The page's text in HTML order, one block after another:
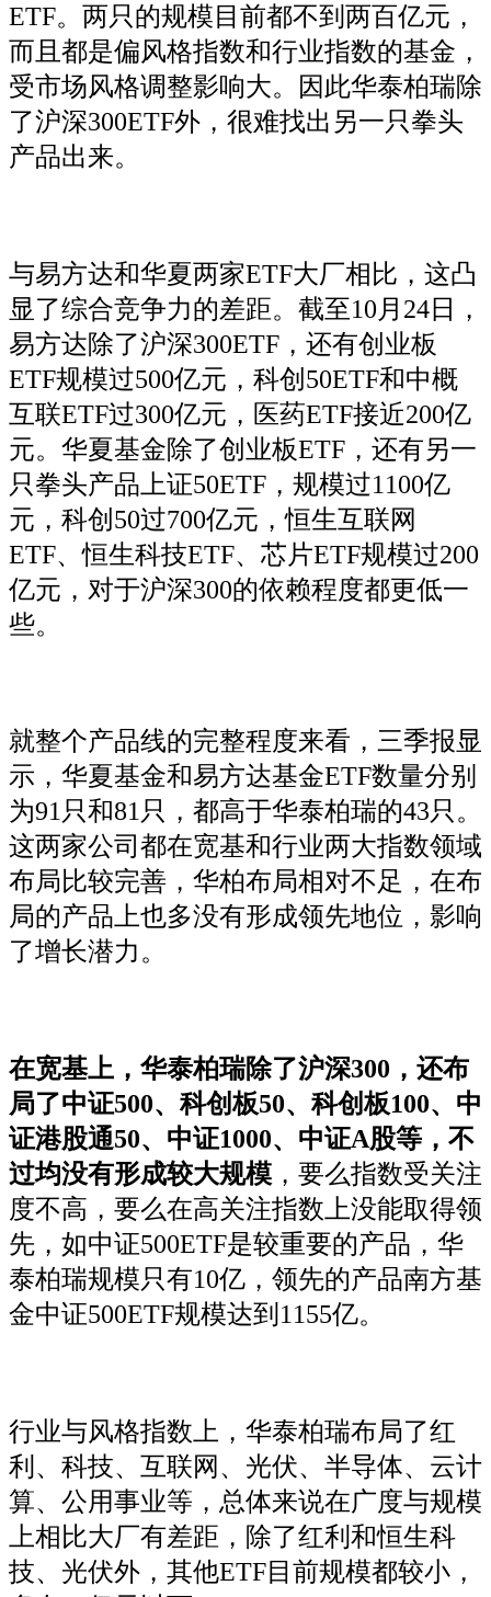
ETF。两只的规模目前都不到两百亿元，
而且都是偏风格指数和行业指数的基金，
受市场风格调整影响大。因此华泰柏瑞除
了沪深300ETF外，很难找出另一只拳头
产品出来。
与易方达和华夏两家ETF大厂相比，这凸
显了综合竞争力的差距。截至10月24日，
易方达除了沪深300ETF，还有创业板
ETF规模过500亿元，科创50ETF和中概
互联ETF过300亿元，医药ETF接近200亿
元。华夏基金除了创业板ETF，还有另一
只拳头产品上证50ETF，规模过1100亿
元，科创50过700亿元，恒生互联网
ETF、恒生科技ETF、芯片ETF规模过200
亿元，对于沪深300的依赖程度都更低一
些。
就整个产品线的完整程度来看，三季报显
示，华夏基金和易方达基金ETF数量分别
为91只和81只，都高于华泰柏瑞的43只。
这两家公司都在宽基和行业两大指数领域
布局比较完善，华柏布局相对不足，在布
局的产品上也多没有形成领先地位，影响
了增长潜力。
在宽基上，华泰柏瑞除了沪深300，还布
局了中证500、科创板50、科创板100、中
证港股通50、中证1000、中证A股等，不
过均没有形成较大规模 ，要么指数受关注
度不高，要么在高关注指数上没能取得领
先，如中证500ETF是较重要的产品，华
泰柏瑞规模只有10亿，领先的产品南方基
金中证500ETF规模达到1155亿。
行业与风格指数上，华泰柏瑞布局了红
利、科技、互联网、光伏、半导体、云计
算、公用事业等，总体来说在广度与规模
上相比大厂有差距，除了红利和恒生科
技、光伏外，其他ETF目前规模都较小，